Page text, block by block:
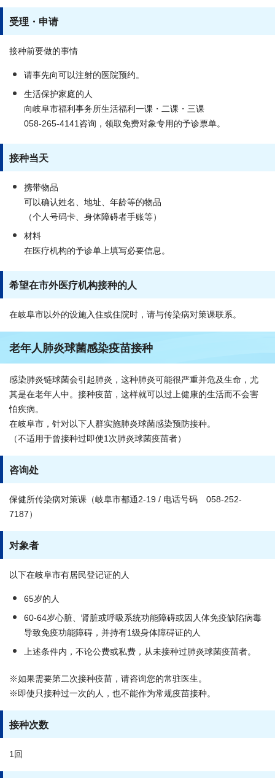
受理・申请
接种前要做的事情
请事先向可以注射的医院预约。
生活保护家庭的人
向岐阜市福利事务所生活福利一课・二课・三课
058-265-4141咨询，领取免费对象专用的予诊票单。
接种当天
携带物品
可以确认姓名、地址、年龄等的物品
（个人号码卡、身体障碍者手账等）
材料
在医疗机构的予诊单上填写必要信息。
希望在市外医疗机构接种的人
在岐阜市以外的设施入住或住院时，请与传染病对策课联系。
老年人肺炎球菌感染疫苗接种
感染肺炎链球菌会引起肺炎，这种肺炎可能很严重并危及生命，尤
其是在老年人中。接种疫苗，这样就可以过上健康的生活而不会害
怕疾病。
在岐阜市，针对以下人群实施肺炎球菌感染预防接种。
（不适用于曾接种过即使1次肺炎球菌疫苗者）
咨询处
保健所传染病对策课（岐阜市都通2-19 / 电话号码 058-252-
7187）
对象者
以下在岐阜市有居民登记证的人
65岁的人
60-64岁心脏、肾脏或呼吸系统功能障碍或因人体免疫缺陷病毒
导致免疫功能障碍，并持有1级身体障碍证的人
上述条件内，不论公费或私费，从未接种过肺炎球菌疫苗者。
※如果需要第二次接种疫苗，请咨询您的常驻医生。
※即使只接种过一次的人，也不能作为常规疫苗接种。
接种次数
1回